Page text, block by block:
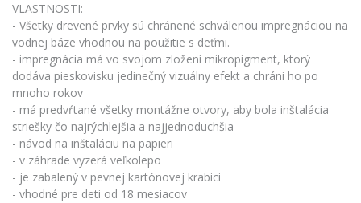
VLASTNOSTI:
- Všetky drevené prvky sú chránené schválenou impregnáciou na
vodnej báze vhodnou na použitie s deťmi.
- impregnácia má vo svojom zložení mikropigment, ktorý
dodáva pieskovisku jedinečný vizuálny efekt a chráni ho po
mnoho rokov
- má predvŕtané všetky montážne otvory, aby bola inštalácia
striešky čo najrýchlejšia a najjednoduchšia
- návod na inštaláciu na papieri
- v záhrade vyzerá veľkolepo
- je zabalený v pevnej kartónovej krabici
- vhodné pre deti od 18 mesiacov